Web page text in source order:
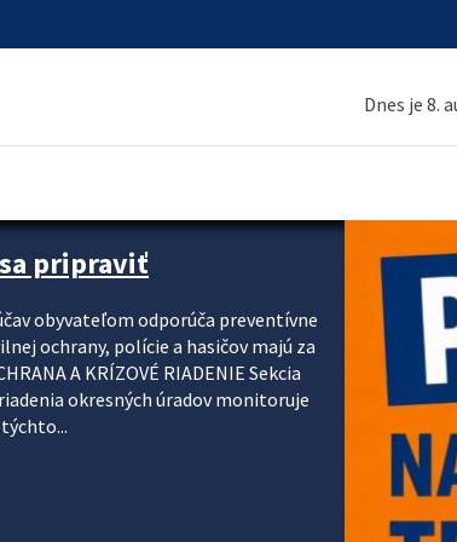
Dnes je 8.
sa pripraviť
obyvateľom odporúča preventívne
ochrany, polície a hasičov majú za
A KRÍZOVÉ RIADENIE Sekcia
okresných úradov monitoruje